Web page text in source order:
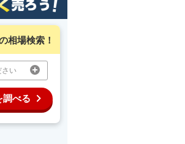
相場検索！
さい
調べる